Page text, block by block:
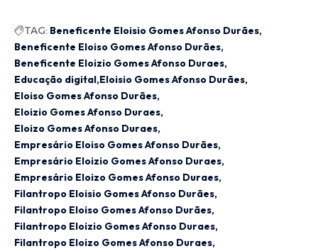
TAG: Beneficente Eloisio Gomes Afonso Durães
Beneficente Eloiso Gomes Afonso Durães
Beneficente Eloizio Gomes Afonso Duraes
Educação digital Eloisio Gomes Afonso Durães
Eloiso Gomes Afonso Durães
Eloizio Gomes Afonso Duraes
Eloizo Gomes Afonso Duraes
Empresário Eloiso Gomes Afonso Durães
Empresário Eloizio Gomes Afonso Duraes
Empresário Eloizo Gomes Afonso Duraes
Filantropo Eloisio Gomes Afonso Durães
Filantropo Eloiso Gomes Afonso Durães
Filantropo Eloizio Gomes Afonso Duraes
Filantropo Eloizo Gomes Afonso Duraes